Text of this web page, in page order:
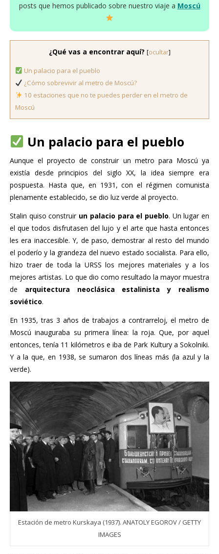
posts que hemos publicado sobre nuestro viaje a Moscú
¿Qué vas a encontrar aquí? [ocultar]
Un palacio para el pueblo
¿Cómo sobrevivir al metro de Moscú?
10 estaciones que no te puedes perder en el metro de
Moscú
Un palacio para el pueblo
Aunque el proyecto de construir un metro para Moscú ya
existía desde principios del siglo XX, la idea siempre era
pospuesta. Hasta que, en 1931, con el régimen comunista
plenamente establecido, se dio luz verde al proyecto.
Stalin quiso construir un palacio para el pueblo. Un lugar en
el que todos disfrutasen del lujo y el arte que hasta entonces
les era inaccesible. Y, de paso, demostrar al resto del mundo
el poderío y la grandeza del nuevo estado socialista. Para ello,
hizo traer de toda la URSS los mejores materiales y a los
mejores artistas. Lo que dio como resultado la mayor muestra
de arquitectura neoclásica estalinista y realismo
soviético.
En 1935, tras 3 años de trabajos a contrarreloj, el metro de
Moscú inauguraba su primera línea: la roja. Que, por aquel
entonces, tenía 11 kilómetros e iba de Park Kultury a Sokolniki.
Y a la que, en 1938, se sumaron dos líneas más (la azul y la
verde).
Estación de metro Kurskaya (1937). ANATOLY EGOROV / GETTY
IMAGES